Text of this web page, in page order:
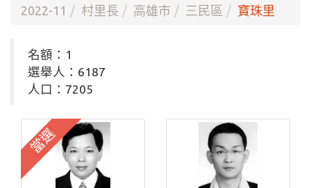
2022-11 村里長 高雄市 三民區 寶珠里
名額：1
選舉人：6187
人口：7205
當選